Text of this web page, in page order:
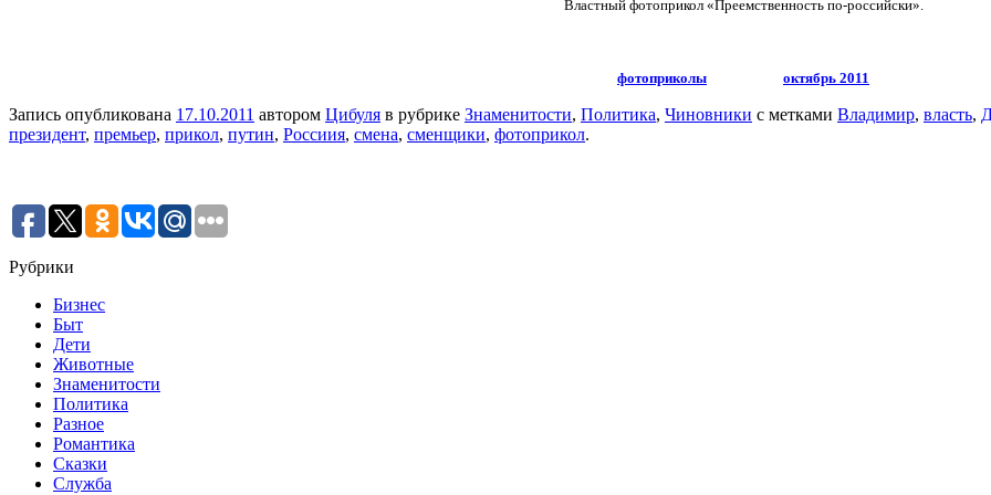
Властный фотоприкол «Преемственность по-российски».
фотоприколы октябрь 2011
Запись опубликована 17.10.2011 автором Цибуля в рубрике Знаменитости, Политика, Чиновники с метками Владимир, власть,
президент, премьер, прикол, путин, Россиия, смена, сменщики, фотоприкол.
Рубрики
Бизнес
Быт
Дети
Животные
Знаменитости
Политика
Разное
Романтика
Сказки
Служба